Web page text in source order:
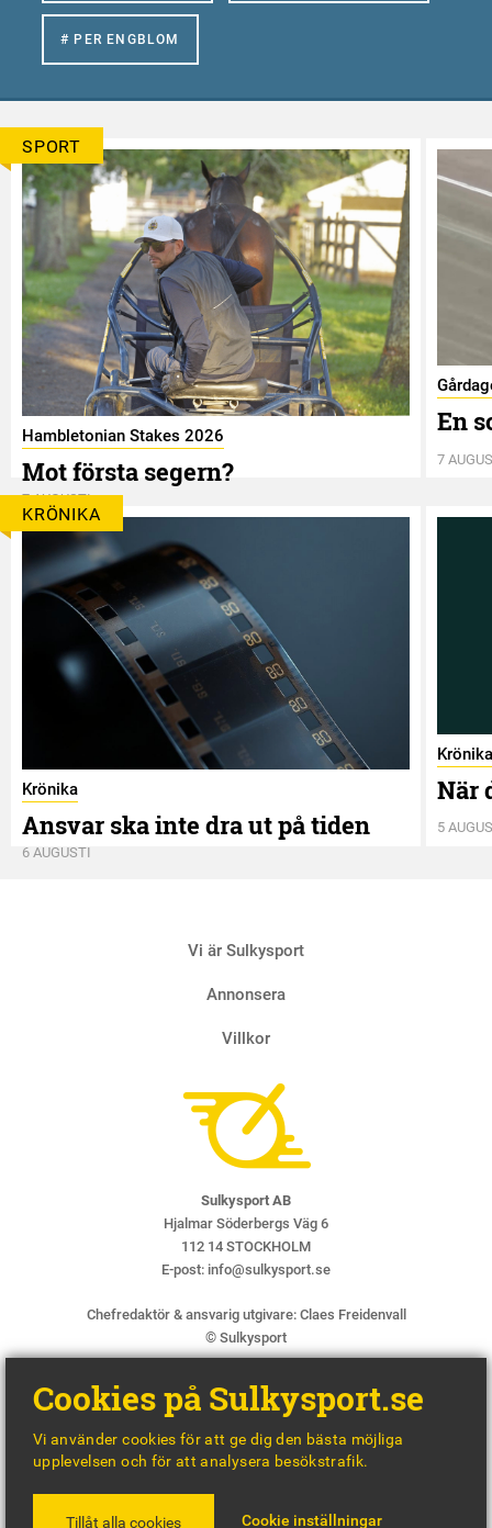
# PER ENGBLOM
SPORT
Hambletonian Stakes 2026
Mot första segern?
7 AUGUSTI
En
7
KRÖNIKA
Krönika
Ansvar ska inte dra ut på tiden
6 AUGUSTI
Krönika
När
5
Vi är Sulkysport
Annonsera
Villkor
Sulkysport AB
Hjalmar Söderbergs Väg 6
112 14 STOCKHOLM
E-post: info@sulkysport.se
Chefredaktör & ansvarig utgivare: Claes Freidenvall
© Sulkysport
BY
Cookies på Sulkysport.se
Vi använder cookies för att ge dig den bästa möjliga
upplevelsen och för att analysera besökstrafik.
Tillåt alla cookies Cookie inställningar